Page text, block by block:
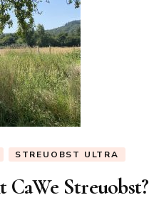
STREUOBST ULTRA
CaWe Streuobst?